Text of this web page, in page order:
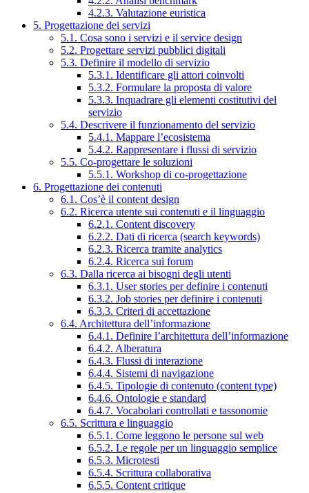
4.2.3. Valutazione euristica
5. Progettazione dei servizi
5.1. Cosa sono i servizi e il service design
5.2. Progettare servizi pubblici digitali
5.3. Definire il modello di servizio
5.3.1. Identificare gli attori coinvolti
5.3.2. Formulare la proposta di valore
5.3.3. Inquadrare gli elementi costitutivi del
servizio
5.4. Descrivere il funzionamento del servizio
5.4.1. Mappare l’ecosistema
5.4.2. Rappresentare i flussi di servizio
5.5. Co-progettare le soluzioni
5.5.1. Workshop di co-progettazione
6. Progettazione dei contenuti
6.1. Cos’è il content design
6.2. Ricerca utente sui contenuti e il linguaggio
6.2.1. Content discovery
6.2.2. Dati di ricerca (search keywords)
6.2.3. Ricerca tramite analytics
6.2.4. Ricerca sui forum
6.3. Dalla ricerca ai bisogni degli utenti
6.3.1. User stories per definire i contenuti
6.3.2. Job stories per definire i contenuti
6.3.3. Criteri di accettazione
6.4. Architettura dell’informazione
6.4.1. Definire l’architettura dell’informazione
6.4.2. Alberatura
6.4.3. Flussi di interazione
6.4.4. Sistemi di navigazione
6.4.5. Tipologie di contenuto (content type)
6.4.6. Ontologie e standard
6.4.7. Vocabolari controllati e tassonomie
6.5. Scrittura e linguaggio
6.5.1. Come leggono le persone sul web
6.5.2. Le regole per un linguaggio semplice
6.5.3. Microtesti
6.5.4. Scrittura collaborativa
6.5.5. Content critique